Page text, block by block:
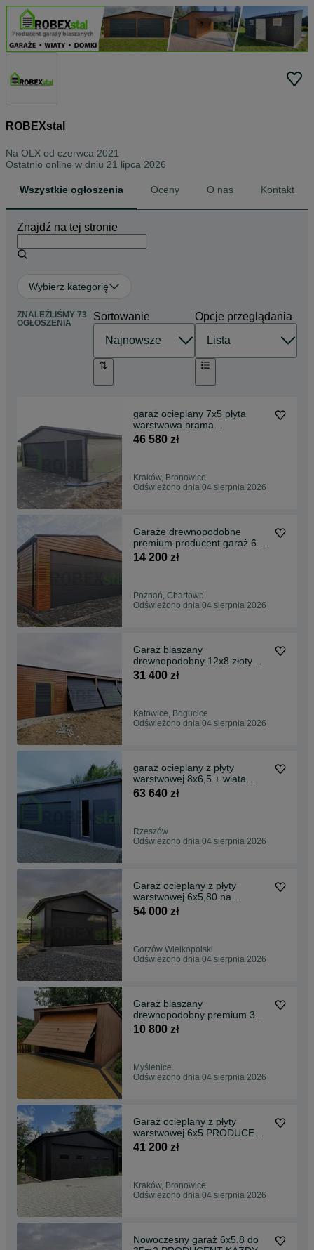
ROBEXstal
Na OLX od czerwca 2021
Ostatnio online w dniu 21 lipca 2026
Wszystkie ogłoszenia Oceny O nas Kontakt
Znajdź na tej stronie
Wybierz kategorię
ZNALEŹLIŚMY 73
OGŁOSZENIA
Sortowanie Opcje przeglądania
garaż ocieplany 7x5 płyta
warstwowa brama
segmentowa montaż cały kraj
46 580 zł
Kraków, Bronowice
Odświeżono dnia 04 sierpnia 2026
Garaże drewnopodobne
premium producent garaż 6 x
6 do 35m2 - 6 x 5,8
14 200 zł
Poznań, Chartowo
Odświeżono dnia 04 sierpnia 2026
Garaż blaszany
drewnopodobny 12x8 złoty
dąb orzech każdy wymiar
31 400 zł
Katowice, Bogucice
Odświeżono dnia 04 sierpnia 2026
garaż ocieplany z płyty
warstwowej 8x6,5 + wiata
MONTAŻ CAŁY KRAJ
63 640 zł
Rzeszów
Odświeżono dnia 04 sierpnia 2026
Garaż ocieplany z płyty
warstwowej 6x5,80 na
zgłoszenie. KAŻDY WYMIAR
54 000 zł
Gorzów Wielkopolski
Odświeżono dnia 04 sierpnia 2026
Garaż blaszany
drewnopodobny premium 3x5
3x6 4x5 4x6 5x6 6x5 6x6
10 800 zł
Myślenice
Odświeżono dnia 04 sierpnia 2026
Garaż ocieplany z płyty
warstwowej 6x5 PRODUCENT
KAŻDY WYMIAR
41 200 zł
Kraków, Bronowice
Odświeżono dnia 04 sierpnia 2026
Nowoczesny garaż 6x5,8 do